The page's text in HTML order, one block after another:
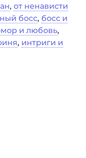
, от ненависти
босс, босс и
и любовь,
, интриги и